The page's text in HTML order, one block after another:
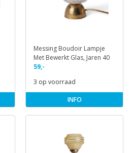
Messing Boudoir Lampje
Met Bewerkt Glas, Jaren 40
59,-
3 op voorraad
INFO